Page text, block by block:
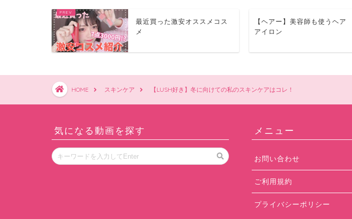
最近買った激安オススメコス
メ
【ヘアー】美容師も使うヘア
アイロン
HOME スキンケア 【LUSH好き】冬に向けての私のスキンケアはコレ！
気になる動画を探す メニュー
お問い合わせ
ご利用規約
プライバシーポリシー